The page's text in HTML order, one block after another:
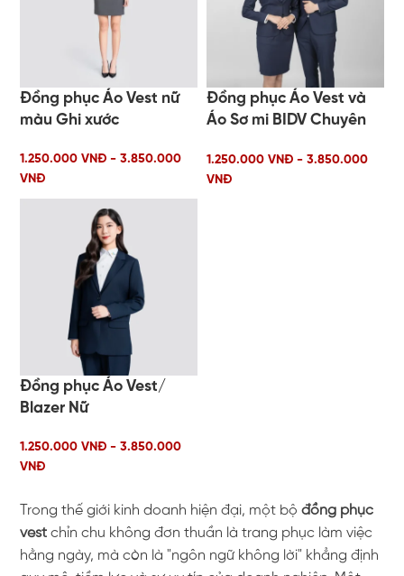
Đồng phục Áo Vest nữ
màu Ghi xước
1.250.000 VNĐ - 3.850.000
VNĐ
Đồng phục Áo Vest và
Áo Sơ mi BIDV Chuyên
1.250.000 VNĐ - 3.850.000
VNĐ
Đồng phục Áo Vest/
Blazer Nữ
1.250.000 VNĐ - 3.850.000
VNĐ
Trong thế giới kinh doanh hiện đại, một bộđồng phục
vest chỉn chu không đơn thuần là trang phục làm việc
hằng ngày, mà còn là "ngôn ngữ không lời" khẳng định